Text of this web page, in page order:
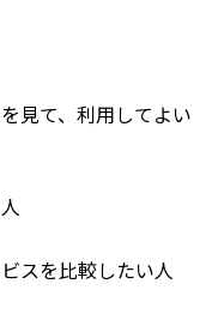
見て、利用してよい
スを比較したい人